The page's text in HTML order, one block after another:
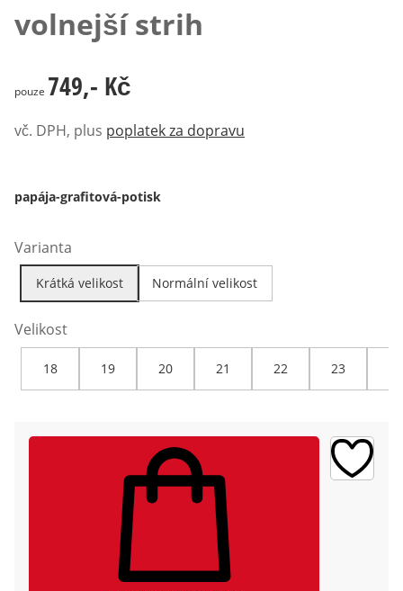
volnejší strih
749,- Kč
pouze 749,- Kč
vč. DPH, plus poplatek za dopravu
papája-grafitová-potisk
Varianta
Krátká velikost Normální velikost
Velikost
18 19 20 21 22 23